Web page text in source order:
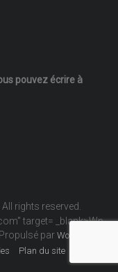
pouvez écrire à
. All rights reserved.
target= _blank>Wp
parWordPress
Plan du site